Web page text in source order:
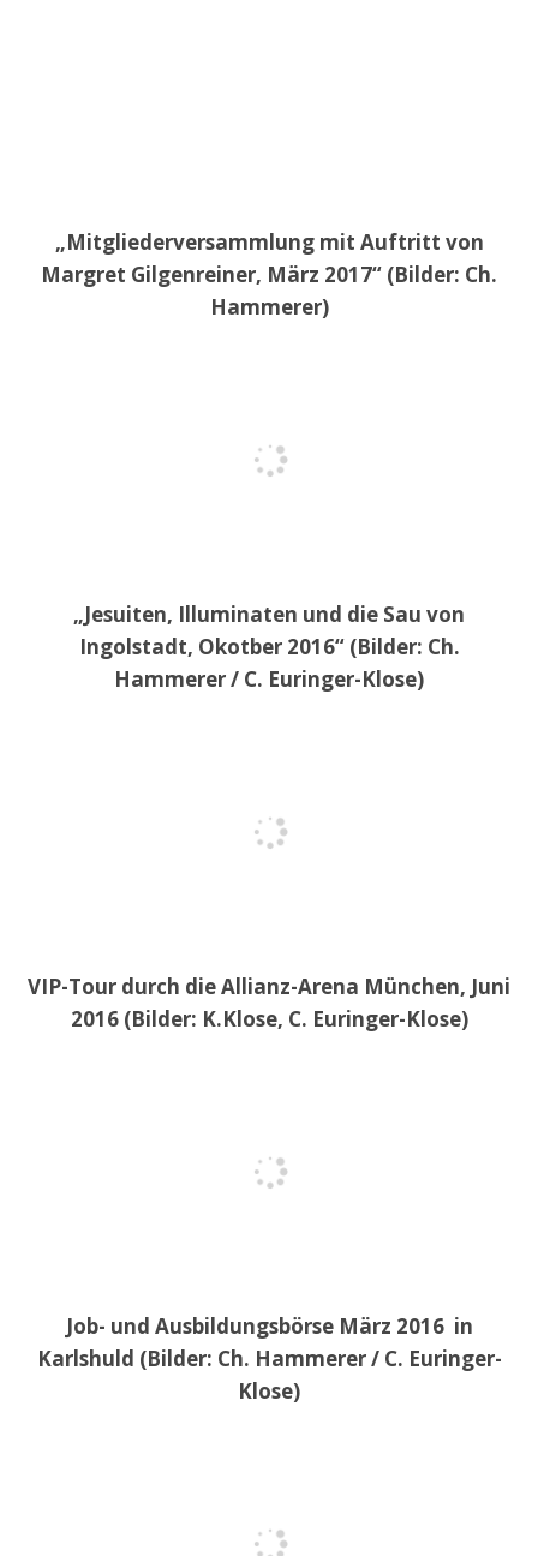
„Mitgliederversammlung mit Auftritt von
Margret Gilgenreiner, März 2017“ (Bilder: Ch.
Hammerer)
„Jesuiten, Illuminaten und die Sau von
Ingolstadt, Okotber 2016“ (Bilder: Ch.
Hammerer / C. Euringer-Klose)
VIP-Tour durch die Allianz-Arena München, Juni
2016 (Bilder: K.Klose, C. Euringer-Klose)
Job- und Ausbildungsbörse März 2016 in
Karlshuld (Bilder: Ch. Hammerer / C. Euringer-
Klose)